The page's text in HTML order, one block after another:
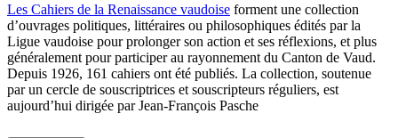
Les Cahiers de la Renaissance vaudoise forment une collection
d’ouvrages politiques, littéraires ou philosophiques édités par la
Ligue vaudoise pour prolonger son action et ses réflexions, et plus
généralement pour participer au rayonnement du Canton de Vaud.
Depuis 1926, 161 cahiers ont été publiés. La collection, soutenue
par un cercle de souscriptrices et souscripteurs réguliers, est
aujourd’hui dirigée par Jean-François Pasche